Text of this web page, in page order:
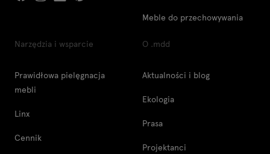
Meble do przechowywania
Narzędzia i wsparcie
Prawidłowa pielęgnacja
mebli
Linx
Cennik
O .mdd
Aktualności i blog
Ekologia
Prasa
Projektanci